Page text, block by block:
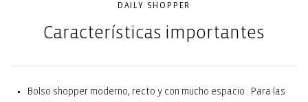
DAILY SHOPPER
Características importantes
Bolso shopper moderno, recto y con mucho espacio : Para las